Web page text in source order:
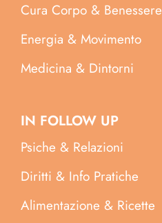
Cura Corpo & Benessere
Energia & Movimento
Medicina & Dintorni
IN FOLLOW UP
Psiche & Relazioni
Diritti & Info Pratiche
Alimentazione & Ricette